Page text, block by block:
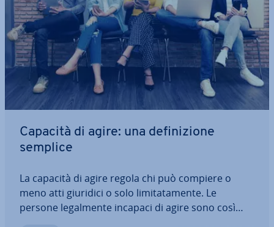
Capacità di agire: una de­fi­ni­zio­ne
semplice
La capacità di agire regola chi può compiere o
meno atti giuridici o solo li­mi­ta­ta­men­te. Le
persone le­gal­men­te incapaci di agire sono così